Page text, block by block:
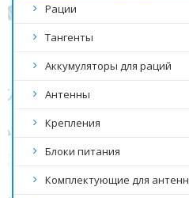
Рации
Тангенты
Аккумуляторы для раций
Антенны
Крепления
Блоки питания
Комплектующие для антенн